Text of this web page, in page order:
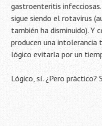
gastroenteritis
sigue siendo el rotavirus
también ha disminuido). Y
producen una intolerancia
lógico evitarla por un
Lógico, sí. ¿Pero práctico?